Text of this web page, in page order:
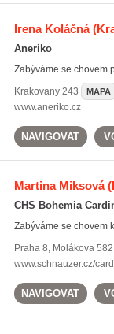
Irena Koláčná
Aneriko
Zabýváme se chovem
Krakovany243 MAPA
www.aneriko.cz
NAVIGOVAT
Martina Miksová
CHS Bohemia
Zabýváme se chovem
Praha 8, Molákova 582
www.schnauzer.cz/
NAVIGOVAT